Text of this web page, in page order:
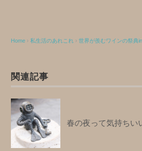
Home ›私生活のあれこれ ›世界が羨むワインの祭典
関連記事
春の夜って気持ちい